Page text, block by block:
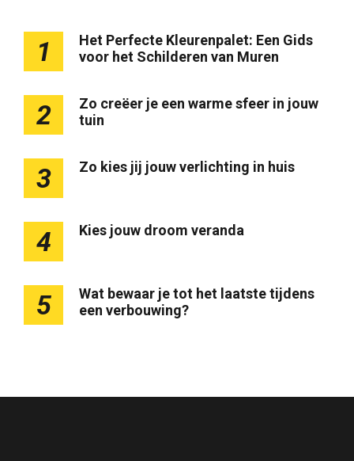
1
Het Perfecte Kleurenpalet: Een Gids
voor het Schilderen van Muren
2
Zo creëer je een warme sfeer in jouw
tuin
3 Zo kies jij jouw verlichting in huis
4 Kies jouw droom veranda
5
Wat bewaar je tot het laatste tijdens
een verbouwing?